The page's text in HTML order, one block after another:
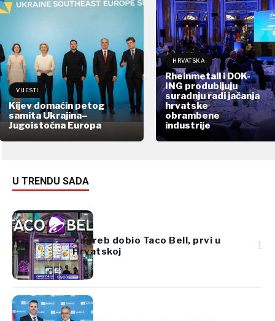
VIJESTI
Kijev domaćin petog
samita Ukrajina–
Jugoistočna Europa
HRVATSKA
Rheinmetall i DOK-
ING produbljuju
suradnju radi jačanja
hrvatske
obrambene
industrije
U TRENDU SADA
Zagreb dobio Taco Bell, prvi u
Hrvatskoj
1